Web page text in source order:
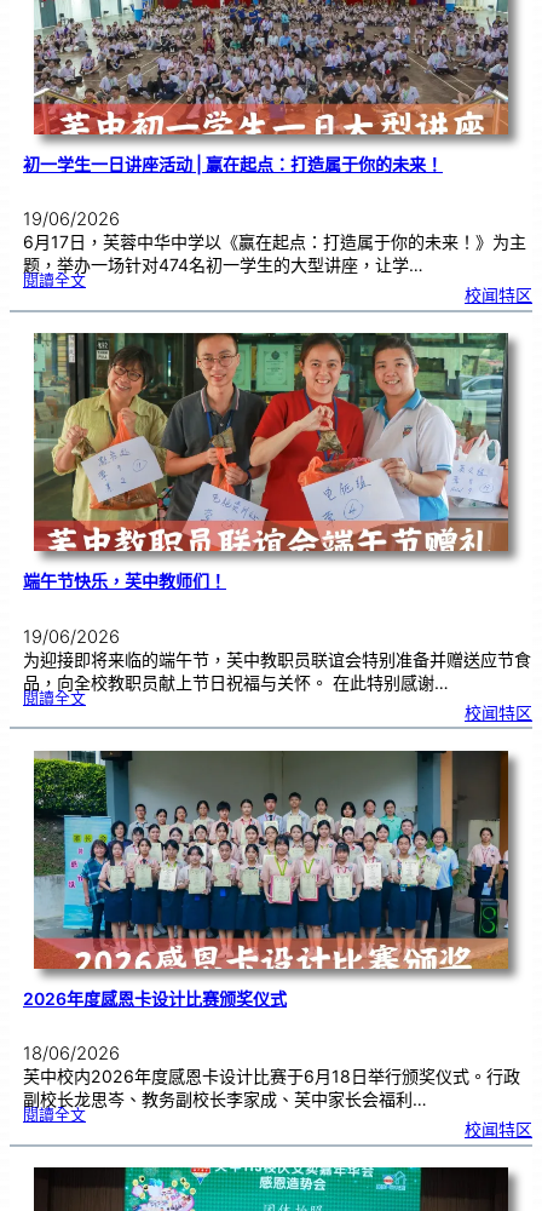
典
暨
长
期
服
务
颁
奖
仪
式
初一学生一日讲座活动 | 赢在起点：打造属于你的未来！
19/06/2026
6月17日，芙蓉中华中学以《赢在起点：打造属于你的未来！》为主
题，举办一场针对474名初一学生的大型讲座，让学…
閱讀全文:初
生
日
讲
座
活
动
赢
在
起
点
：
打
造
属
于
你
的
未
来
！
校闻特区
端午节快乐，芙中教师们！
19/06/2026
为迎接即将来临的端午节，芙中教职员联谊会特别准备并赠送应节食
品，向全校教职员献上节日祝福与关怀。 在此特别感谢…
閱讀全文:端
快
，
芙
中
教
师
们
！
校闻特区
2026年度感恩卡设计比赛颁奖仪式
18/06/2026
芙中校内2026年度感恩卡设计比赛于6月18日举行颁奖仪式。行政
副校长龙思岑、教务副校长李家成、芙中家长会福利…
閱讀全文:2
6
度
感
卡
校闻特区